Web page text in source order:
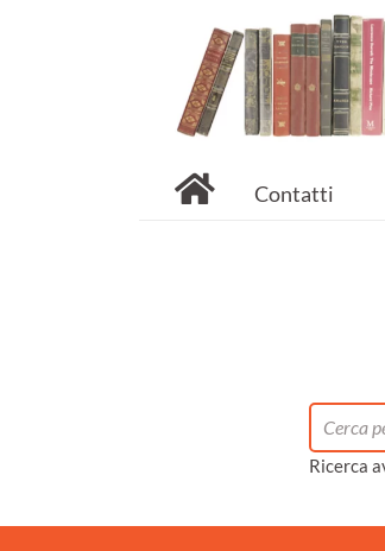
Contatti
Ricerca